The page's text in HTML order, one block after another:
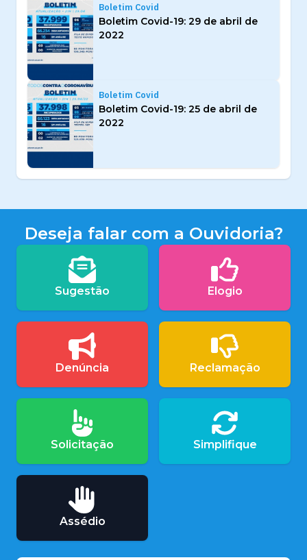
Boletim Covid
Boletim Covid-19: 29 de abril de
2022
Boletim Covid
Boletim Covid-19: 25 de abril de
2022
Deseja falar com a Ouvidoria?
Sugestão Elogio
Denúncia Reclamação
Solicitação Simplifique
Assédio